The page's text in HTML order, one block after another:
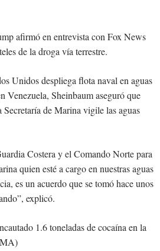
afirmó en entrevista con Fox News
de la droga vía terrestre.
Unidos despliega flota naval en aguas
Venezuela, Sheinbaum aseguró que
de Marina vigile las aguas
Costera y el Comando Norte para
quien esté a cargo en nuestras aguas
es un acuerdo que se tomó hace unos
explicó.
1.6 toneladas de cocaína en la